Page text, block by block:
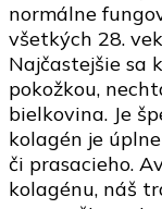
normálne
všetkých 28.
Najčastejšie sa
pokožkou,
bielkovina. Je
kolagén je
či prasacieho.
kolagénu, náš